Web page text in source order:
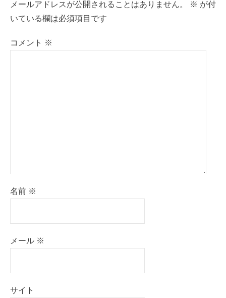
メールアドレスが公開されることはありません。 ※ が付
いている欄は必須項目です
コメント ※
名前 ※
メール ※
サイト